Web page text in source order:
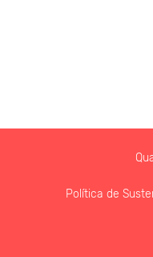
Política de